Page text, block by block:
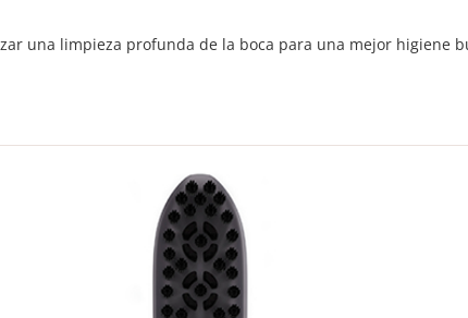
una limpieza profunda de la boca para una mejor higiene